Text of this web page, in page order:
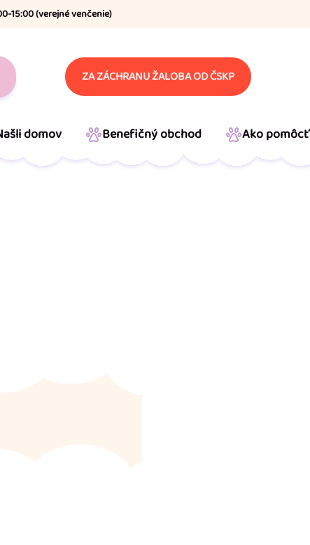
15:00 (verejné venčenie)
ZA ZÁCHRANU ŽALOBA OD ČSKP
domov Benefičný obchod Ako pomôcť